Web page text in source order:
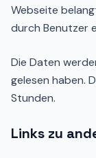
Webseite
durch Benutzer
Die Daten
gelesen haben.
Stunden.
Links zu